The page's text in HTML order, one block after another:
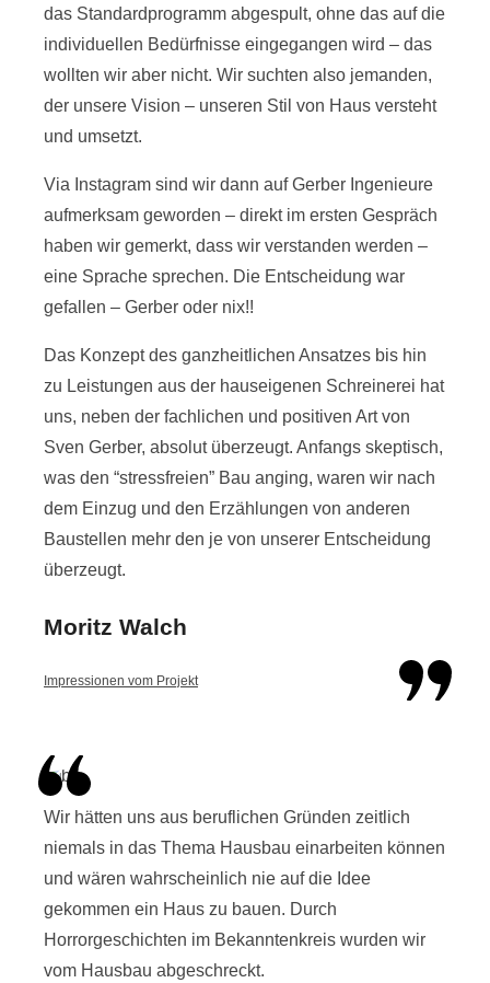
das Standardprogramm abgespult, ohne das auf die
individuellen Bedürfnisse eingegangen wird – das
wollten wir aber nicht. Wir suchten also jemanden,
der unsere Vision – unseren Stil von Haus versteht
und umsetzt.
Via Instagram sind wir dann auf Gerber Ingenieure
aufmerksam geworden – direkt im ersten Gespräch
haben wir gemerkt, dass wir verstanden werden –
eine Sprache sprechen. Die Entscheidung war
gefallen – Gerber oder nix!!
Das Konzept des ganzheitlichen Ansatzes bis hin
zu Leistungen aus der hauseigenen Schreinerei hat
uns, neben der fachlichen und positiven Art von
Sven Gerber, absolut überzeugt. Anfangs skeptisch,
was den “stressfreien” Bau anging, waren wir nach
dem Einzug und den Erzählungen von anderen
Baustellen mehr den je von unserer Entscheidung
überzeugt.
Moritz Walch
Impressionen vom Projekt
Wir hätten uns aus beruflichen Gründen zeitlich
niemals in das Thema Hausbau einarbeiten können
und wären wahrscheinlich nie auf die Idee
gekommen ein Haus zu bauen. Durch
Horrorgeschichten im Bekanntenkreis wurden wir
vom Hausbau abgeschreckt.